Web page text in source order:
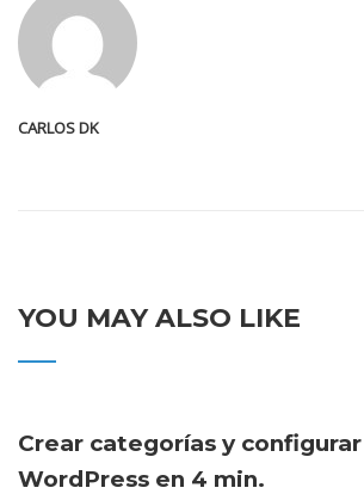
CARLOS DK
YOU MAY ALSO LIKE
Crear categorías y
WordPress en 4 min.